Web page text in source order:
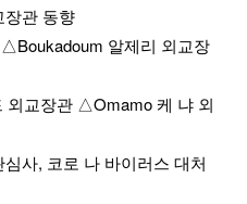
장관 동향
알제리 외교장